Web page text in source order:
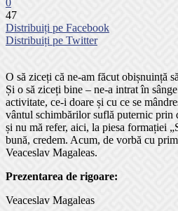
0
47
Distribuiți pe Facebook
Distribuiți pe Twitter
O să ziceți că ne-am făcut obișnuință
Și o să ziceți bine – ne-a intrat în
activitate, ce-i doare și cu ce se
vântul schimbărilor suflă puternic prin
și nu mă refer, aici, la piesa formației
bună, credem. Acum, de vorbă cu
Veaceslav Magaleas.
Prezentarea de rigoare:
Veaceslav Magaleas